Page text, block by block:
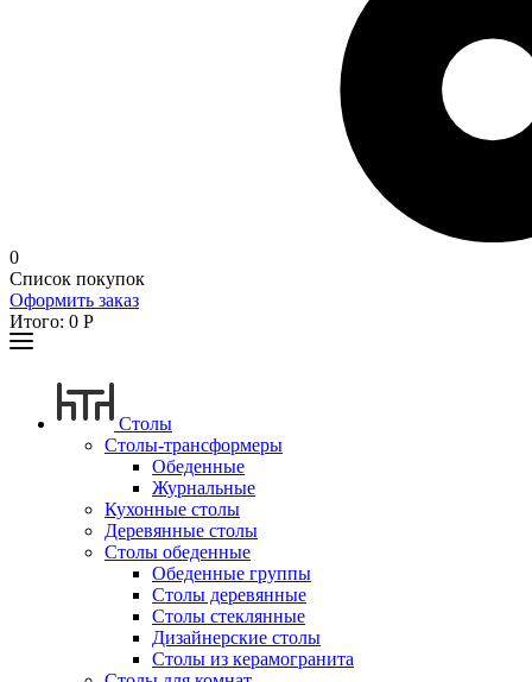
0
Список покупок
Оформить заказ
Итого: 0 Р
Столы
Столы-трансформеры
Обеденные
Журнальные
Кухонные столы
Деревянные столы
Столы обеденные
Обеденные группы
Столы деревянные
Столы стеклянные
Дизайнерские столы
Столы из керамогранита